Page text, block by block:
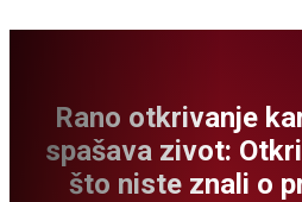
Rano otkrivanje
spašava zivot:
što niste znali o